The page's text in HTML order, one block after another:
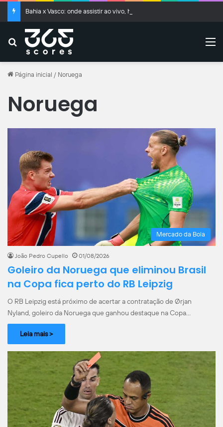
Bahia x Vasco: onde assistir ao vivo, horário e escalações
Buscar
Página inicial / Noruega
Noruega
Mercado da Bola
João Pedro Cupello 01/08/2026
Goleiro da Noruega que eliminou Brasil
na Copa fica perto do RB Leipzig
O RB Leipzig está próximo de acertar a contratação de Ørjan
Nyland, goleiro da Noruega que ganhou destaque na Copa…
Leia mais >